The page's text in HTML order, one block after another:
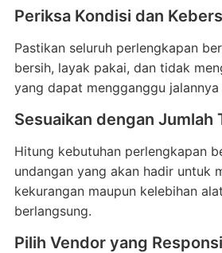
Periksa Kondisi dan
Pastikan seluruh perlengkapan
bersih, layak pakai, dan tidak
yang dapat mengganggu jalannya
Sesuaikan dengan Jumlah
Hitung kebutuhan perlengkapan
undangan yang akan hadir untuk
kekurangan maupun kelebihan
berlangsung.
Pilih Vendor yang